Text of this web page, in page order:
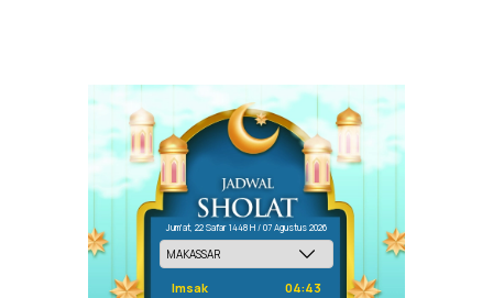
Jum'at, 22 Safar 1448 H / 07 Agustus 2026
Imsak 04:43